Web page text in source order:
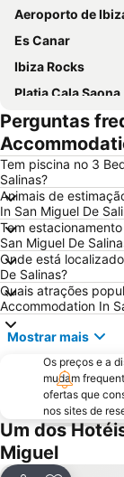
Aeroporto de
Es Canar
Ibiza Rocks
Platja Cala Saona
Sa Real
Migjorn
Cala Llonga
Dalt Vila
Caló des Moro
Talamanca
Cala Tarida Beach
Cala d'Hort
Festes de Sant Antoni
Can Bossa
Es Llimoners
Llevant
Ses Figueres
Eivissa Medieval
Perguntas
Tem piscina no 3
Salinas?
Animais de
In San Miguel De
Tem
San Miguel De
Onde está
De Salinas?
Quais atrações
Accommodation In
Mostrar mais
Os preços e a
mudam
ofertas que
nos sites de
Um dos
Miguel